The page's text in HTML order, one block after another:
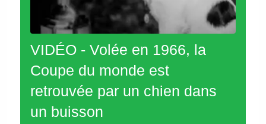
VIDÉO - Volée en 1966, la
Coupe du monde est
retrouvée par un chien dans
un buisson